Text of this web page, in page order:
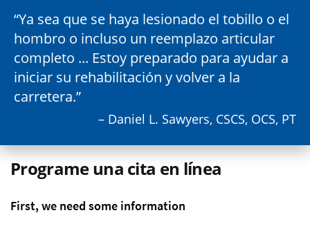
Ya sea que se haya lesionado el tobillo o el
hombro o incluso un reemplazo articular
completo ... Estoy preparado para ayudar a
iniciar su rehabilitación y volver a la
carretera.
– Daniel L. Sawyers, CSCS, OCS, PT
Programe una cita en línea